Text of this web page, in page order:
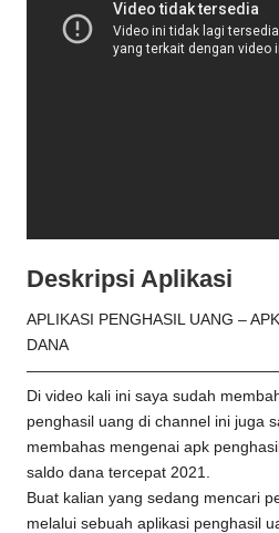
Deskripsi Aplikasi
APLIKASI PENGHASIL UANG –
DANA
Di video kali ini saya sudah
penghasil uang di channel ini juga
membahas mengenai apk
saldo dana tercepat 2021.
Buat kalian yang sedang mencari
melalui sebuah aplikasi penghasil